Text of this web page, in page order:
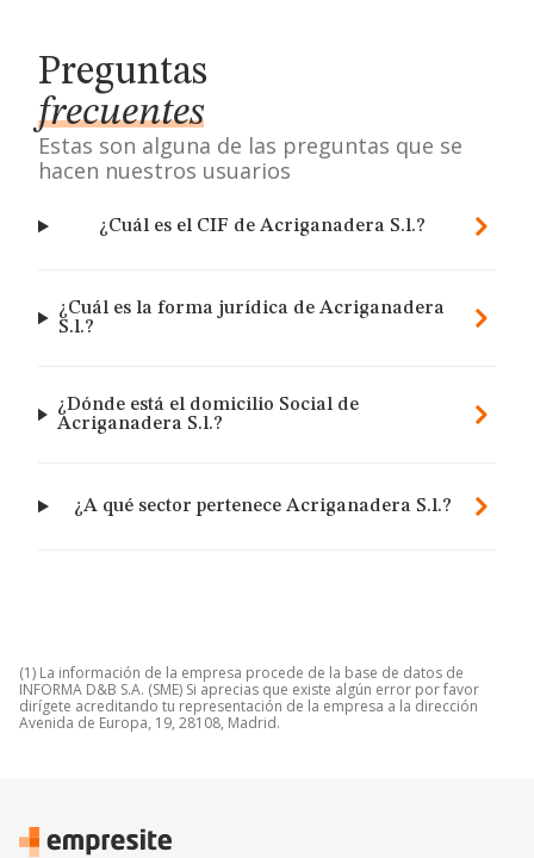
Preguntas
frecuentes
Estas son alguna de las preguntas que se
hacen nuestros usuarios
¿Cuál es el CIF de Acriganadera S.l.?
¿Cuál es la forma jurídica de Acriganadera
S.l.?
¿Dónde está el domicilio Social de
Acriganadera S.l.?
¿A qué sector pertenece Acriganadera S.l.?
(1) La información de la empresa procede de la base de datos de
INFORMA D&B S.A. (SME) Si aprecias que existe algún error por favor
dirígete acreditando tu representación de la empresa a la dirección
Avenida de Europa, 19, 28108, Madrid.